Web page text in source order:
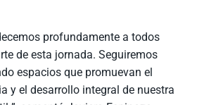
profundamente a todos
de esta jornada. Seguiremos
espacios que promuevan el
y el desarrollo integral de nuestra